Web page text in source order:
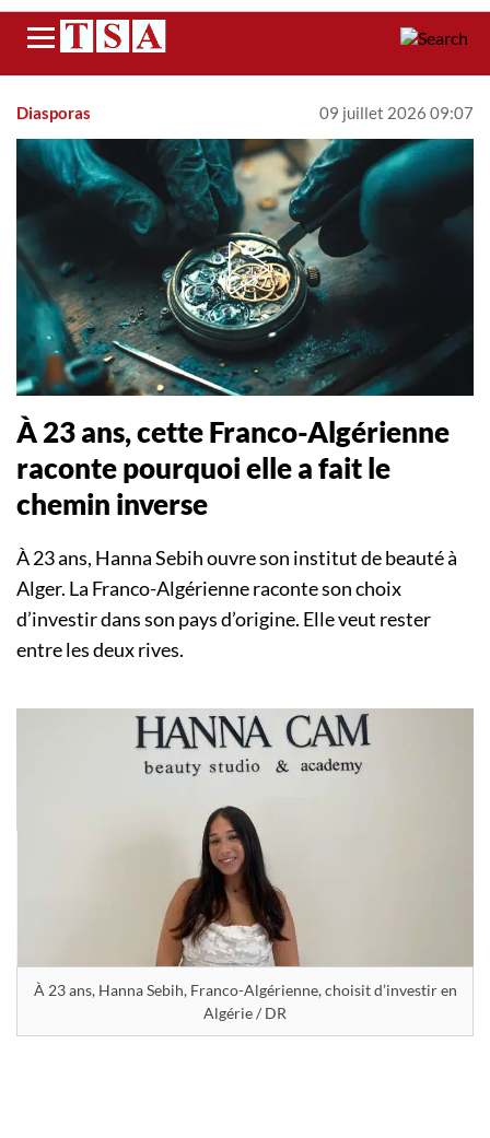
Menu
Diasporas 09 juillet 2026 09:07
À 23 ans, cette Franco-Algérienne
raconte pourquoi elle a fait le
chemin inverse
À 23 ans, Hanna Sebih ouvre son institut de beauté à
Alger. La Franco-Algérienne raconte son choix
d’investir dans son pays d’origine. Elle veut rester
entre les deux rives.
À 23 ans, Hanna Sebih, Franco-Algérienne, choisit d’investir en
Algérie / DR